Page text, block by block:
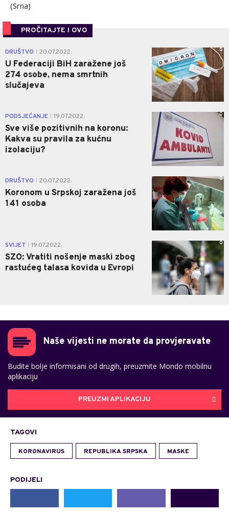
(Srna)
PROČITAJTE I OVO
DRUŠTVO 20.07.2022.
U Federaciji BiH zaražene još
274 osobe, nema smrtnih
slučajeva
0
PODSJEĆANJE 19.07.2022.
Sve više pozitivnih na koronu:
Kakva su pravila za kućnu
izolaciju?
0
DRUŠTVO 20.07.2022.
Koronom u Srpskoj zaražena još
141 osoba
0
SVIJET 19.07.2022.
SZO: Vratiti nošenje maski zbog
rastućeg talasa kovida u Evropi
0
Naše vijesti ne morate da provjeravate
Budite bolje informisani od drugih, preuzmite Mondo mobilnu
aplikaciju
PREUZMI APLIKACIJU
TAGOVI
KORONAVIRUS REPUBLIKA SRPSKA MASKE
PODIJELI